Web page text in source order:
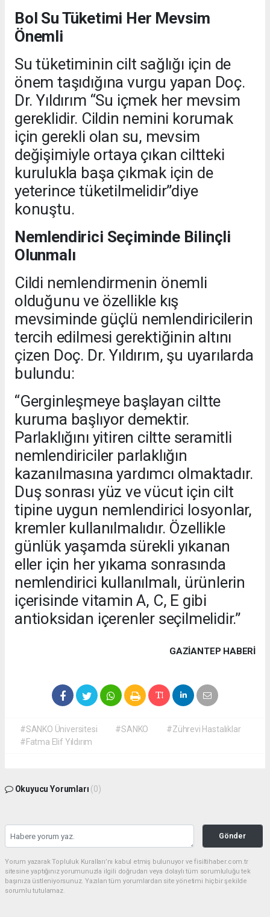
Bol Su Tüketimi Her Mevsim
Önemli
Su tüketiminin cilt sağlığı için de
önem taşıdığına vurgu yapan Doç.
Dr. Yıldırım “Su içmek her mevsim
gereklidir. Cildin nemini korumak
için gerekli olan su, mevsim
değişimiyle ortaya çıkan ciltteki
kurulukla başa çıkmak için de
yeterince tüketilmelidir”diye
konuştu.
Nemlendirici Seçiminde Bilinçli
Olunmalı
Cildi nemlendirmenin önemli
olduğunu ve özellikle kış
mevsiminde güçlü nemlendiricilerin
tercih edilmesi gerektiğinin altını
çizen Doç. Dr. Yıldırım, şu uyarılarda
bulundu:
“Gerginleşmeye başlayan ciltte
kuruma başlıyor demektir.
Parlaklığını yitiren ciltte seramitli
nemlendiriciler parlaklığın
kazanılmasına yardımcı olmaktadır.
Duş sonrası yüz ve vücut için cilt
tipine uygun nemlendirici losyonlar,
kremler kullanılmalıdır. Özellikle
günlük yaşamda sürekli yıkanan
eller için her yıkama sonrasında
nemlendirici kullanılmalı, ürünlerin
içerisinde vitamin A, C, E gibi
antioksidan içerenler seçilmelidir.”
GAZIANTEP HABERİ
#SANKO Üniversitesi #SANKO
#Zührevi Hastalıklar
#Fatma Elif Yıldırım
Okuyucu Yorumları (0)
Gönder
Yorum yazarak Topluluk Kuralları’nı kabul etmiş bulunuyor ve fisiltihaber.com.tr
sitesine yaptığınız yorumunuzla ilgili doğrudan veya dolaylı tüm sorumluluğu tek
başınıza üstleniyorsunuz. Yazılan tüm yorumlardan site yönetimi hiçbir şekilde
sorumlu tutulamaz.